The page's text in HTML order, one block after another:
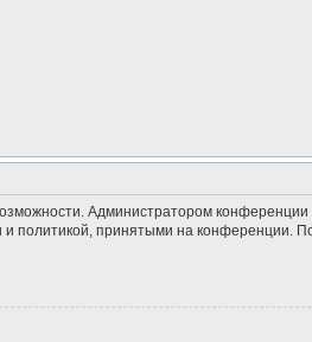
Администратором конференции
и политикой, принятыми на конференции.